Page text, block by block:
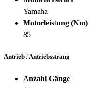
Yamaha
Motorleistung (Nm)
85
Antrieb / Antriebsstrang
Anzahl Gänge